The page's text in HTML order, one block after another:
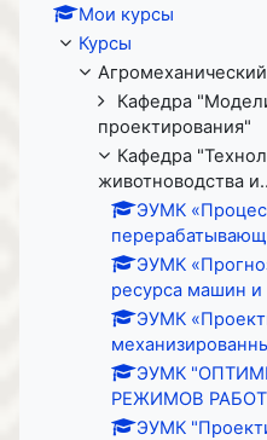
Мои курсы
Курсы
Кафедра
проектирования"
Кафедра
животноводства
ЭУМК
ЭУМК
ресурса машин и
ЭУМК
ЭУМК
РЕЖИМОВ
ЭУМК